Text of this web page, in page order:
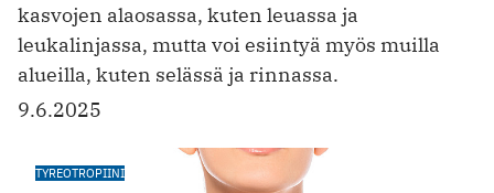
kasvojen alaosassa, kuten leuassa ja
leukalinjassa, mutta voi esiintyä myös muilla
alueilla, kuten selässä ja rinnassa.
9.6.2025
TYREOTROPIINI